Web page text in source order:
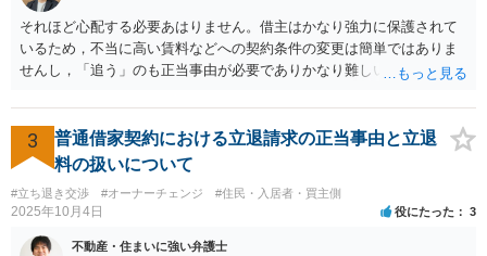
それほど心配する必要あはりません。借主はかなり強力に保護されて
いるため，不当に高い賃料などへの契約条件の変更は簡単ではありま
せんし，「追う」のも正当事由が必要でありかなり難しいのです。 周
い条件で立退料等を支払ってもらえるかもしれません。 なので無理し
て所有権を取得する必要はないと思いますが，まずは価格ですよね。
ローンが組めないということはないと思いますが，金融機関に相談さ
れてみてはいかがでしょうか。 買うとしたら，という条件をしっかり
把握して，その上で，買うか，借り続けるか，というのはどちらにも
メリットデメリットありますので価値判断の問題といえそうです。
3
普通借家契約における立退請求の正当事由と立退
料の扱いについて
#立ち退き交渉 #オーナーチェンジ #住民・入居者・買主側
2025年10月4日 役にたった 3
不動産・住まいに強い弁護士